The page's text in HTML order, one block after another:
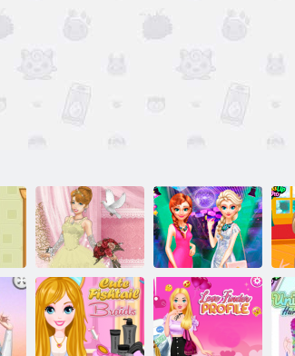
Wedding Lily 2
Sorelle Night